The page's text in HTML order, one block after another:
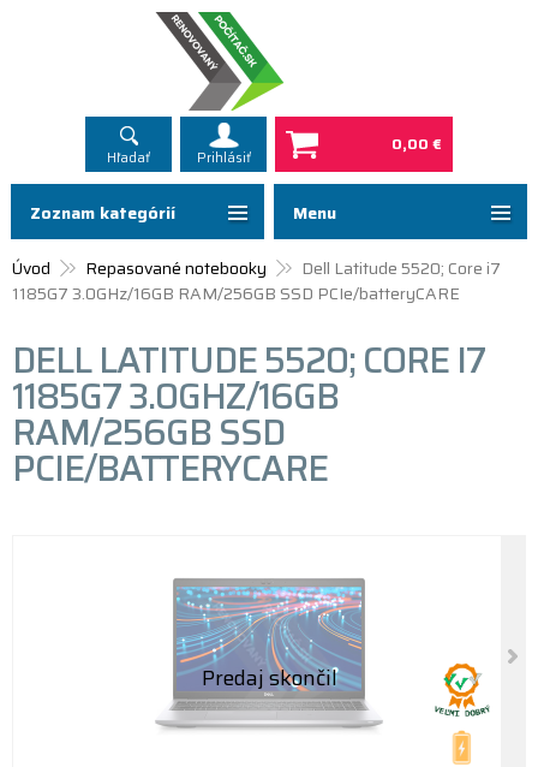
Hľadať Prihlásiť
0,00 €
Menu
Úvod Repasované notebooky
Dell Latitude 5520; Core i7
1185G7 3.0GHz/16GB RAM/256GB SSD PCIe/batteryCARE
DELL LATITUDE 5520; CORE I7
1185G7 3.0GHZ/16GB
RAM/256GB SSD
PCIE/BATTERYCARE
Zoznam kategórií